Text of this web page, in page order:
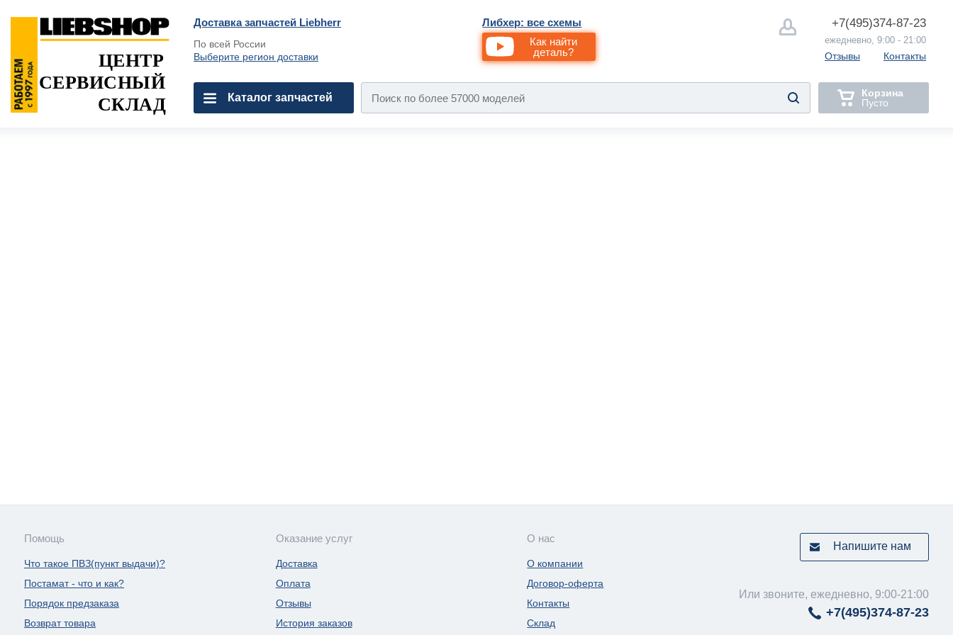
Доставка запчастей Liebherr
По всей России
Выберите регион доставки
Либхер: все схемы
Как найти
деталь?
+7(495)374-87-23
ежедневно, 9:00 - 21:00
Отзывы Контакты
ЦЕНТР
СЕРВИСНЫЙ
СКЛАД
Каталог запчастей
Корзина
Пусто
Напишите нам
Или звоните, ежедневно, 9:00-21:00
+7(495)374-87-23
Помощь
Что такое ПВЗ(пункт выдачи)?
Постамат - что и как?
Порядок предзаказа
Возврат товара
Оказание услуг
Доставка
Оплата
Отзывы
История заказов
О нас
О компании
Договор-оферта
Контакты
Склад